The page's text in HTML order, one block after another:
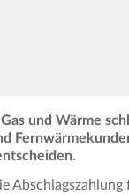
und Wärme